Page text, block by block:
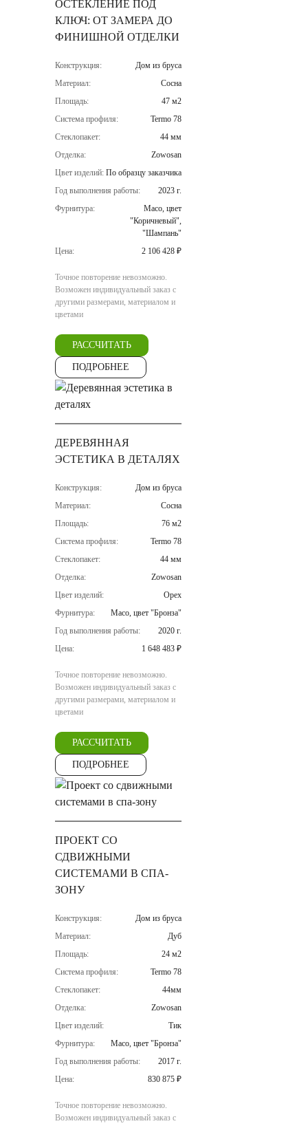
ОСТЕКЛЕНИЕ ПОД
КЛЮЧ: ОТ ЗАМЕРА ДО
ФИНИШНОЙ ОТДЕЛКИ
Конструкция:
Дом из бруса
Материал:
Сосна
Площадь:
47 м2
Система профиля:
Termo 78
Стеклопакет:
44 мм
Отделка:
Zowosan
Цвет изделий: По образцу заказчика
Год выполнения работы:
2023 г.
Фурнитура:
Maco, цвет
"Коричневый",
"Шампань"
Цена:
2 106 428 ₽
Точное повторение невозможно.
Возможен индивидуальный заказ с
другими размерами, материалом и
цветами
РАССЧИТАТЬ
ПОДРОБНЕЕ
ДЕРЕВЯННАЯ
ЭСТЕТИКА В ДЕТАЛЯХ
Конструкция:
Дом из бруса
Материал:
Сосна
Площадь:
76 м2
Система профиля:
Termo 78
Стеклопакет:
44 мм
Отделка:
Zowosan
Цвет изделий:
Орех
Фурнитура:
Maco, цвет "Бронза"
Год выполнения работы:
2020 г.
Цена:
1 648 483 ₽
Точное повторение невозможно.
Возможен индивидуальный заказ с
другими размерами, материалом и
цветами
РАССЧИТАТЬ
ПОДРОБНЕЕ
ПРОЕКТ СО
СДВИЖНЫМИ
СИСТЕМАМИ В СПА-
ЗОНУ
Конструкция:
Дом из бруса
Материал:
Дуб
Площадь:
24 м2
Система профиля:
Termo 78
Стеклопакет:
44мм
Отделка:
Zowosan
Цвет изделий:
Тик
Фурнитура:
Maco, цвет "Бронза"
Год выполнения работы:
2017 г.
Цена:
830 875 ₽
Точное повторение невозможно.
Возможен индивидуальный заказ с